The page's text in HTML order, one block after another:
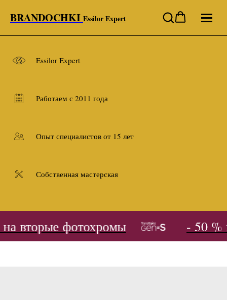
BRANDOCHKI Essilor Expert
Essilor Expert
Работаем с 2011 года
Опыт специалистов от 15 лет
Собственная мастерская
вторые фотохромы - 50 %